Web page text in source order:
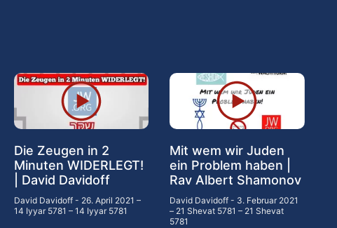
Die Zeugen in 2
Minuten WIDERLEGT!
| David Davidoff
David Davidoff
26. April 2021 –
14 Iyyar 5781 – 14 Iyyar 5781
Mit wem wir Juden
ein Problem haben |
Rav Albert Shamonov
David Davidoff
3. Februar 2021
– 21 Shevat 5781 – 21 Shevat
5781